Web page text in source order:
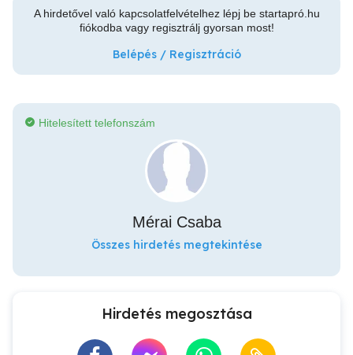
A hirdetővel való kapcsolatfelvételhez lépj be startapró.hu
fiókodba vagy regisztrálj gyorsan most!
Belépés / Regisztráció
Hitelesített telefonszám
Mérai Csaba
Összes hirdetés megtekintése
Hirdetés megosztása